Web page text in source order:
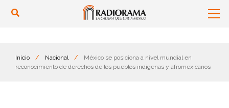
Inicio / Nacional /
México se posiciona a nivel mundial en
reconocimiento de derechos de los pueblos indígenas y afromexicanos